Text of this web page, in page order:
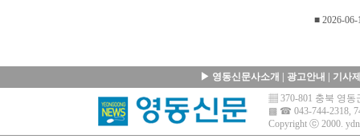
■ 2026-
▶ 영동신문사소개 광고안내
기사
▦ 370-801 충북 영
▩ ☎ 043-744-2318,
Copyright ⓒ 2000.